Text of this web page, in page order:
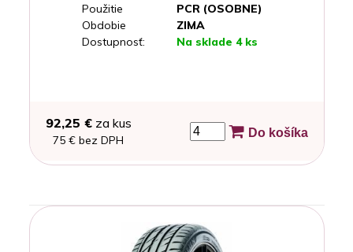
Použitie
PCR (OSOBNE)
Obdobie
ZIMA
Dostupnosť:
Na sklade 4 ks
92,25 €za kus
75 € bez DPH
Do košíka